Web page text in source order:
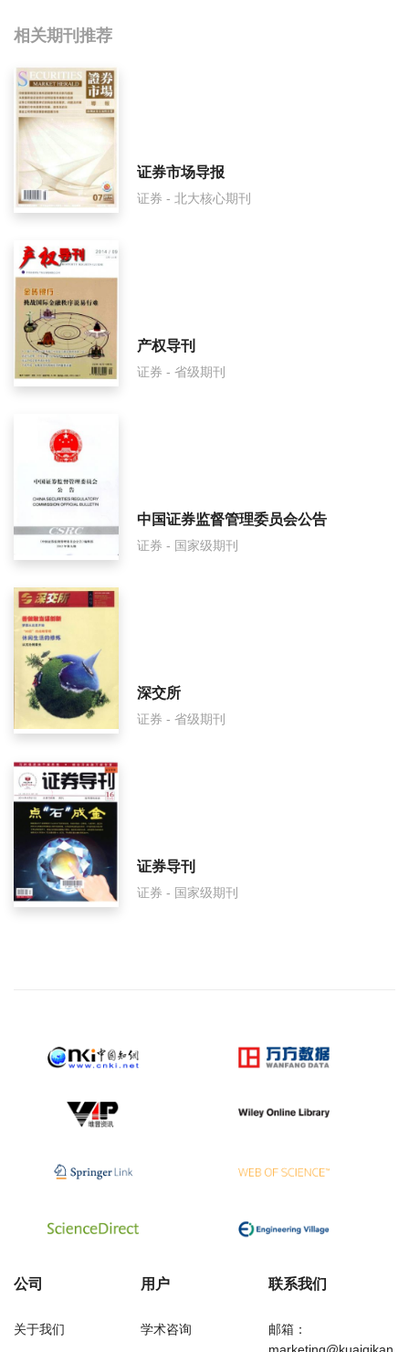
相关提问
股市动态分析影响因子是多少？
股市动态分析怎么样？
股市动态分析面费如何收取？
股市动态分析是什么级别刊物？
股市动态分析审稿要多久？
股市动态分析是国家级期刊吗？
相关期刊推荐
证券市场导报
证券 - 北大核心期刊
产权导刊
证券 - 省级期刊
中国证券监督管理委员会公告
证券 - 国家级期刊
深交所
证券 - 省级期刊
证券导刊
证券 - 国家级期刊
公司
关于我们
用户
学术咨询
联系我们
邮箱：